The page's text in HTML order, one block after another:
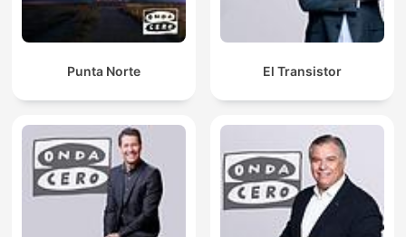
Punta Norte El Transistor